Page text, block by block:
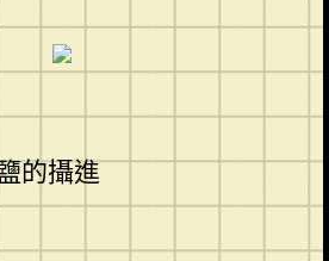
的攝進